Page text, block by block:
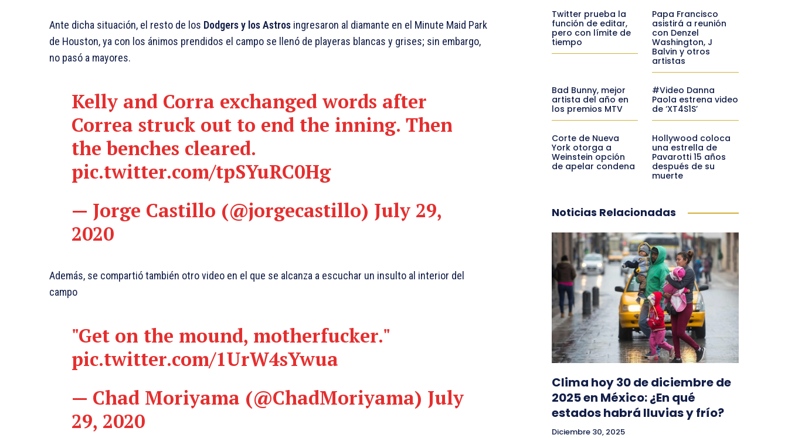
Ante dicha situación, el resto de los Dodgers y los Astros ingresaron al diamante en el Minute Maid Park
de Houston, ya con los ánimos prendidos el campo se llenó de playeras blancas y grises; sin embargo,
no pasó a mayores.
Kelly and Corra exchanged words after
Correa struck out to end the inning. Then
the benches cleared.
pic.twitter.com/tpSYuRC0Hg
— Jorge Castillo (@jorgecastillo) July 29,
2020
Además, se compartió también otro video en el que se alcanza a escuchar un insulto al interior del
campo
"Get on the mound, motherfucker."
pic.twitter.com/1UrW4sYwua
— Chad Moriyama (@ChadMoriyama) July
29, 2020
Twitter prueba la
función de editar,
pero con límite de
tiempo
Papa Francisco
asistirá a reunión
con Denzel
Washington, J
Balvin y otros
artistas
Bad Bunny, mejor
artista del año en
los premios MTV
#Video Danna
Paola estrena video
de ‘XT4S1S’
Corte de Nueva
York otorga a
Weinstein opción
de apelar condena
Hollywood coloca
una estrella de
Pavarotti 15 años
después de su
muerte
Noticias Relacionadas
Clima hoy 30 de diciembre de
2025 en México: ¿En qué
estados habrá lluvias y frío?
Diciembre 30, 2025